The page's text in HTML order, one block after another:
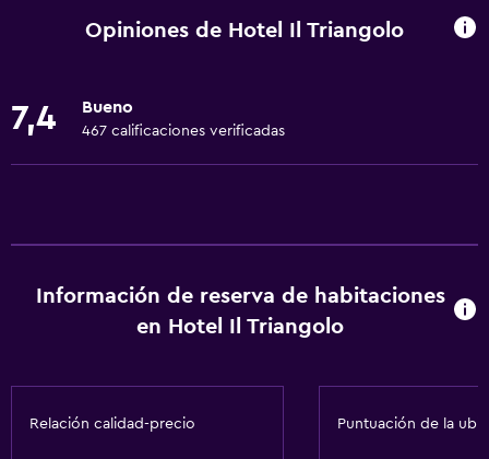
Ropa de cama
Secador de pelo
Papel higiénico
Opiniones de Hotel Il Triangolo
7,4 Bueno
467 calificaciones verificadas
Información de reserva de habitaciones
en Hotel Il Triangolo
Relación calidad-precio Puntuación de la